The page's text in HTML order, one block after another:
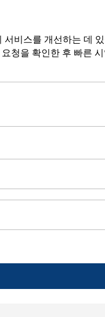
비스를 개선하는 데
청을 확인한 후 빠른